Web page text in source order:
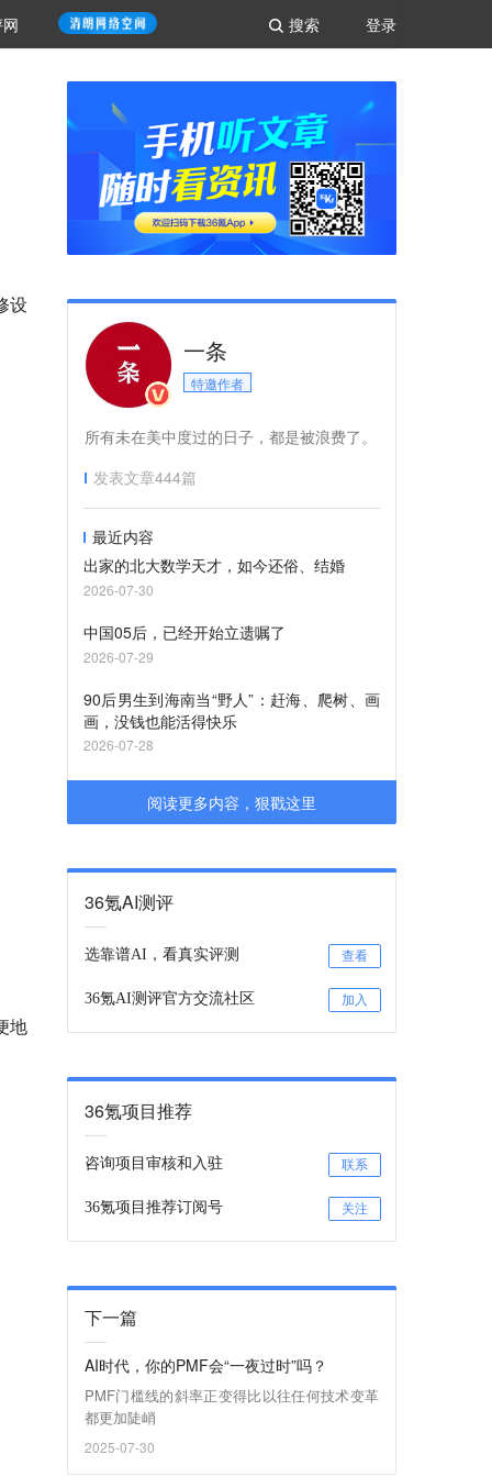
登录
搜索
设
地
一条
特邀作者
所有未在美中度过的日子，都是被浪费了。
发表文章444篇
最近内容
出家的北大数学天才，如今还俗、结婚
2026-07-30
中国05后，已经开始立遗嘱了
2026-07-29
90后男生到海南当“野人”：赶海、爬树、画
画，没钱也能活得快乐
2026-07-28
阅读更多内容，狠戳这里
36氪AI测评
选靠谱AI，看真实评测 查看
36氪AI测评官方交流社区 加入
36氪项目推荐
咨询项目审核和入驻 联系
36氪项目推荐订阅号 关注
下一篇
AI时代，你的PMF会“一夜过时”吗？
PMF门槛线的斜率正变得比以往任何技术变革
都更加陡峭
2025-07-30